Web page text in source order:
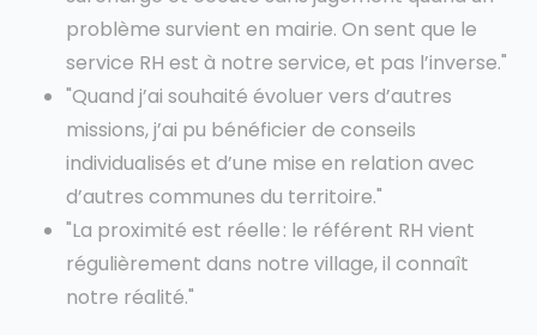
problème survient en mairie. On sent que le
service RH est à notre service, et pas l’inverse."
"Quand j’ai souhaité évoluer vers d’autres
missions, j’ai pu bénéficier de conseils
individualisés et d’une mise en relation avec
d’autres communes du territoire."
"La proximité est réelle : le référent RH vient
régulièrement dans notre village, il connaît
notre réalité."